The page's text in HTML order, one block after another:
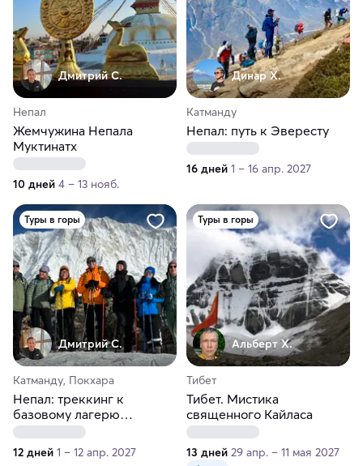
Дмитрий С.
Непал
Жемчужина Непала
Муктинатх
10 дней 4 – 13 нояб.
Динар Х.
Катманду
Непал: путь к Эвересту
16 дней 1 – 16 апр. 2027
Туры в горы
Дмитрий С.
Катманду, Покхара
Непал: треккинг к
базовому лагерю
Аннапурны
12 дней 1 – 12 апр. 2027
Туры в горы
Альберт Х.
Тибет
Тибет. Мистика
священного Кайласа
13 дней 29 апр. – 11 мая 2027